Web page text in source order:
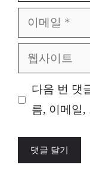
메
일
사
이 다음 번 댓
름, 이메일,